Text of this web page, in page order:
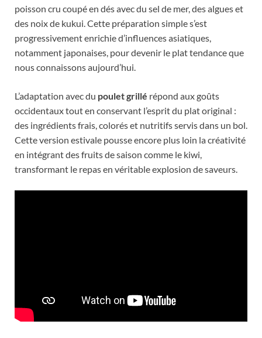
poisson cru coupé en dés avec du sel de mer, des algues et
des noix de kukui. Cette préparation simple s’est
progressivement enrichie d’influences asiatiques,
notamment japonaises, pour devenir le plat tendance que
nous connaissons aujourd’hui.
L’adaptation avec du poulet grillé répond aux goûts
occidentaux tout en conservant l’esprit du plat original :
des ingrédients frais, colorés et nutritifs servis dans un bol.
Cette version estivale pousse encore plus loin la créativité
en intégrant des fruits de saison comme le kiwi,
transformant le repas en véritable explosion de saveurs.